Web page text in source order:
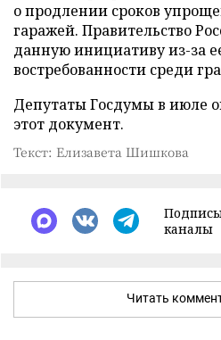
о продлении сроков
гаражей. Правительство
данную инициативу из-за
востребованности среди
Депутаты Госдумы в июле
этот документ.
Текст: Елизавета Шишкова
каналы
Читать